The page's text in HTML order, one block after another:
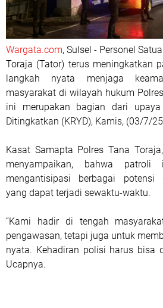
Wargata.com, Sulsel - Personel
Toraja (Tator) terus meningkatkan
langkah nyata menjaga
masyarakat di wilayah hukum
ini merupakan bagian dari
Ditingkatkan (KRYD), Kamis, (03/7/
Kasat Samapta Polres Tana
menyampaikan, bahwa
mengantisipasi berbagai potensi
yang dapat terjadi sewaktu-waktu.
“Kami hadir di tengah
pengawasan, tetapi juga untuk
nyata. Kehadiran polisi harus bisa
Ucapnya.